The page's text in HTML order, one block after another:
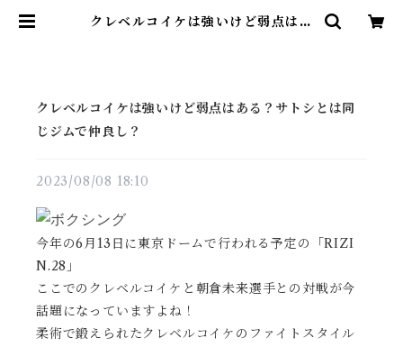
クレベルコイケは強いけど弱点はあ
クレベルコイケは強いけど弱点はある？サトシとは同
じジムで仲良し？
2023/08/08 18:10
今年の6月13日に東京ドームで行われる予定の「RIZI
N.28」
ここでのクレベルコイケと朝倉未来選手との対戦が今
話題になっていますよね！
柔術で鍛えられたクレベルコイケのファイトスタイル